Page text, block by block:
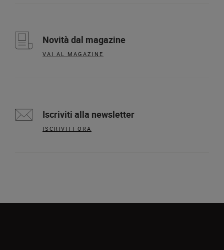
Novità dal magazine
VAI AL MAGAZINE
Iscriviti alla newsletter
ISCRIVITI ORA